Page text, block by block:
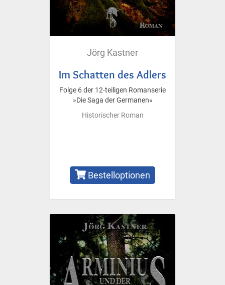
Jörg Kastner
Im Schatten des Adlers
Folge 6 der 12-teiligen Romanserie
»Die Saga der Germanen«
Historischer Roman
Bestelloptionen